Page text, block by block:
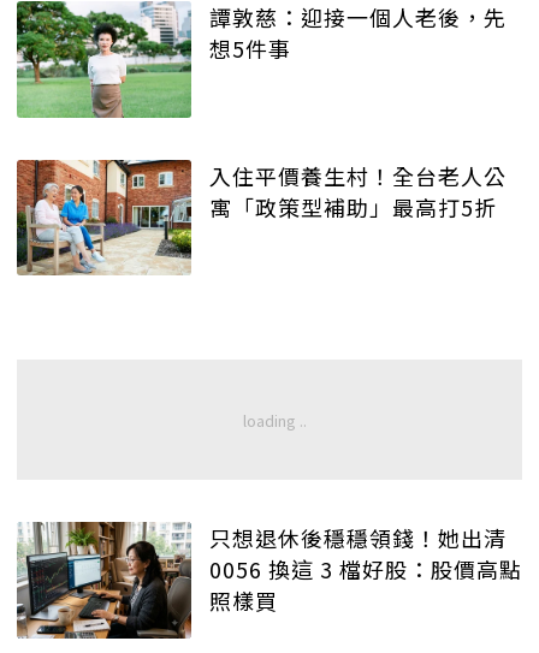
譚敦慈：迎接一個人老後，先
想5件事
入住平價養生村！全台老人公
寓「政策型補助」最高打5折
只想退休後穩穩領錢！她出清
0056 換這 3 檔好股：股價高點
照樣買